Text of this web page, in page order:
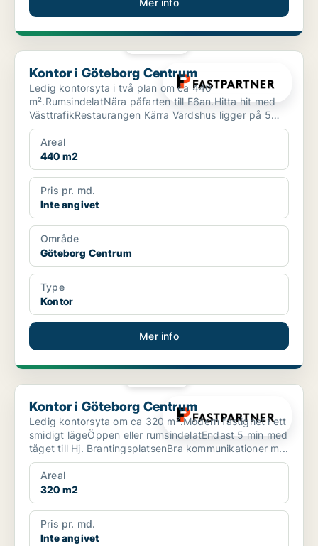
Mer info
Kontor i Göteborg Centrum
Kontor i Göteborg Centrum
Ledig kontorsyta i två plan om ca 440
m².RumsindelatNära påfarten till E6an.Hitta hit med
VästtrafikRestaurangen Kärra Värdshus ligger på 5
min gångavstånd.S...
Areal
440 m2
Pris pr. md.
Inte angivet
Område
Göteborg Centrum
Type
Kontor
Mer info
Kontor i Göteborg Centrum
Kontor i Göteborg Centrum
Ledig kontorsyta om ca 320 m².Modern fastighet i ett
smidigt lägeÖppen eller rumsindelatEndast 5 min med
tåget till Hj. BrantingsplatsenBra kommunikationer m...
Areal
320 m2
Pris pr. md.
Inte angivet